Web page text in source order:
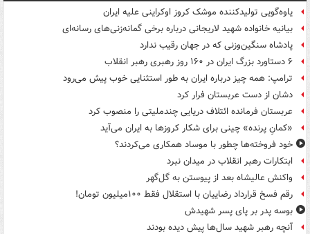
یاوه‌گویی تولیدکننده موشک کروز اوکراینی علیه ایران
بیانیه خانواده شهید لاریجانی درباره برخی گمانه‌زنی‌های رسانه‌ای
پادشاه سنگین‌وزنی که در جهان رقیب ندارد
۶ دستاورد بزرگ ایران در ۱۶۰ روز رهبری رهبر انقلاب
ترامپ: همه چیز درباره ایران به طور استثنایی خوب پیش می‌رود
دشان از دست عربستان فرار کرد
عربستان فرمانده ائتلاف دریایی چندملیتی را منصوب کرد
«کمانِ پرنده» چینی برای شکار کروزها به ایران می‌آید
خود فروخته‌ها چطور با موساد همکاری می‌کردند؟
ابتکارات رهبر انقلاب در میدان نبرد
واکنش عالیشاه بعد از پیوستن به گل‌گهر
رقم فسخ قرارداد رضاییان با استقلال فقط ۱۰۰میلیون تومان!
بوسه‌ پدر بر پای پسر شهیدش
آنچه رهبر شهید سال‌ها پیش دیده بودند